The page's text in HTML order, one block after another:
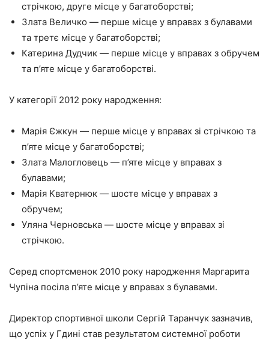
стрічкою, друге місце у багатоборстві;
Злата Величко — перше місце у вправах з булавами
та третє місце у багатоборстві;
Катерина Дудчик — перше місце у вправах з обручем
та п’яте місце у багатоборстві.
У категорії 2012 року народження:
Марія Єжкун — перше місце у вправах зі стрічкою та
п’яте місце у багатоборстві;
Злата Малогловець — п’яте місце у вправах з
булавами;
Марія Кватернюк — шосте місце у вправах з
обручем;
Уляна Черновська — шосте місце у вправах зі
стрічкою.
Серед спортсменок 2010 року народження Маргарита
Чупіна посіла п’яте місце у вправах з булавами.
Директор спортивної школи Сергій Таранчук зазначив,
що успіх у Гдині став результатом системної роботи